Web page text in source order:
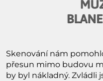
Skenování nám
přesun mimo budovu
by byl nákladný. Zvládli